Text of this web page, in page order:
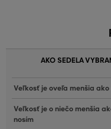
AKO SEDELA
Veľkosť je oveľa menšia ako
Veľkosť je o niečo menšia
nosím